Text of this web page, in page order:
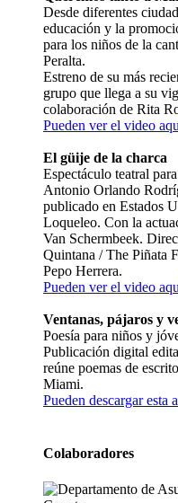
Desde diferentes
educación y la
para los niños de la
Peralta.
Estreno de su más
grupo que llega a su
colaboración de Rita
Pueden ver el video
El güije de la charca
Espectáculo teatral
Antonio Orlando
publicado en Estados
Loqueleo. Con la
Van Schermbeek.
Quintana / The Piñata
Pepo Herrera.
Pueden ver el video
Ventanas, pájaros y
Poesía para niños y
Publicación digital
reúne poemas de
Miami.
Pueden descargar esta
Colaboradores